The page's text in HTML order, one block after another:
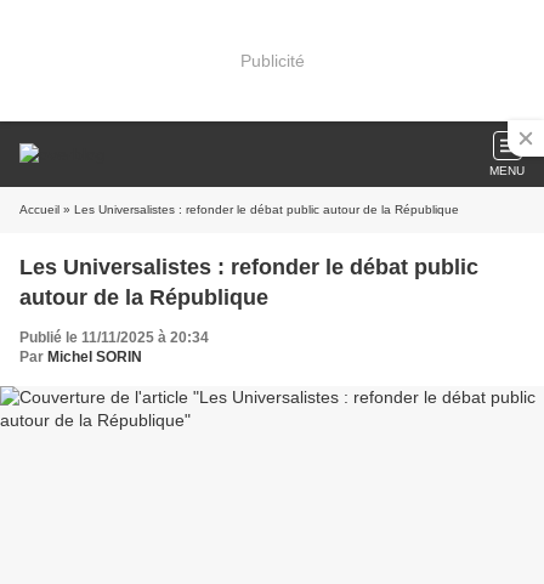
Publicité
MENU
Accueil » Les Universalistes : refonder le débat public autour de la République
Les Universalistes : refonder le débat public
autour de la République
Publié le 11/11/2025 à 20:34
Par Michel SORIN